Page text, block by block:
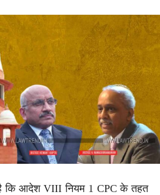
है कि आदेश VIII नियम 1 CPC के तहत